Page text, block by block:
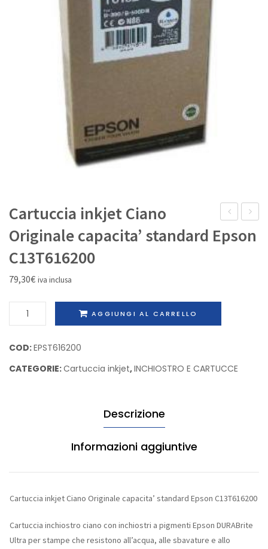
GialloNero
Cartuccia inkjet Ciano
Originale capacita’ standard Epson
C13T616200
79,30€ iva inclusa
Cartuccia
inkjet
Originale
capacita'
AGGIUNGI AL CARRELLO
COD:EPST616200
CATEGORIE:Cartuccia inkjet,INCHIOSTRO E CARTUCCE
Descrizione
Informazioni aggiuntive
Cartuccia inkjet Ciano Originale capacita’ standard Epson C13T616200
Cartuccia inchiostro ciano con inchiostri a pigmenti Epson DURABrite
Ultra per stampe che resistono all’acqua, alle sbavature e allo